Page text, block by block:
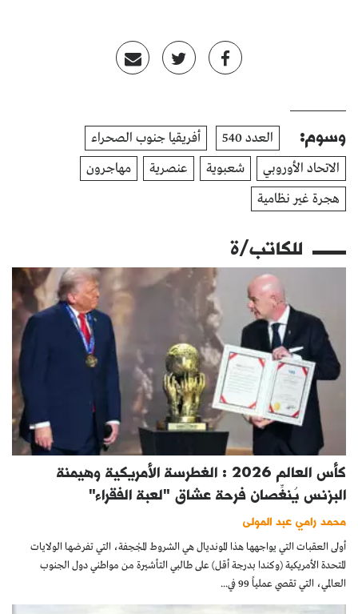
وسوم: العدد 540
أفريقيا جنوب الصحراء
الاتحاد الأوروبي
شعبوية عنصرية
مهاجرون
هجرة غير نظامية
للكاتب/ة
كأس العالم 2026 : الغطرسة الأمريكية وهيمنة
البزنس يُنغِّصان فرحة عشاق "لعبة الفقراء"
محمد رامي عبد المولى
أولى العقبات التي يواجهها هذا المونديال هي الشروط المجْحِفة، التي تفرضها الولايات
المتحدة الأمريكية (وكندا بدرجة أقل) على طالبي التأشيرة من مواطني دول الجنوب
العالمي، التي تقصي عملياً 99 في...